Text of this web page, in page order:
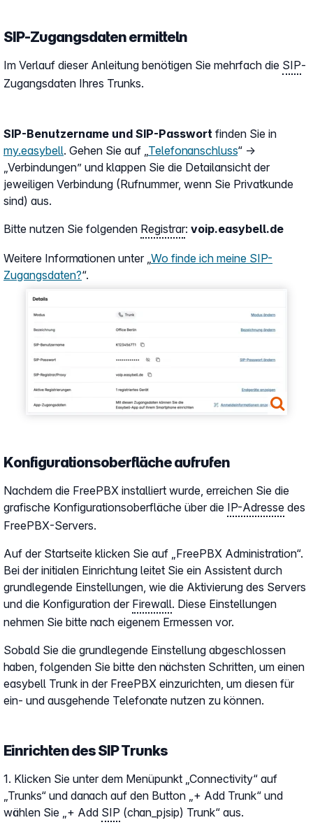
SIP-Zugangsdaten ermitteln
Im Verlauf dieser Anleitung benötigen Sie mehrfach die SIP-
Zugangsdaten Ihres Trunks.
Show larger version
SIP-Benutzername und SIP-Passwort finden Sie in
my.easybell. Gehen Sie auf „Telefonanschluss“ →
„Verbindungen” und klappen Sie die Detailansicht der
jeweiligen Verbindung (Rufnummer, wenn Sie Privatkunde
sind) aus.
Bitte nutzen Sie folgenden Registrar: voip.easybell.de
Weitere Informationen unter „Wo finde ich meine SIP-
Zugangsdaten?“.
Konfigurationsoberfläche aufrufen
Nachdem die FreePBX installiert wurde, erreichen Sie die
grafische Konfigurationsoberfläche über die IP-Adresse des
FreePBX-Servers.
Auf der Startseite klicken Sie auf „FreePBX Administration“.
Bei der initialen Einrichtung leitet Sie ein Assistent durch
grundlegende Einstellungen, wie die Aktivierung des Servers
und die Konfiguration der Firewall. Diese Einstellungen
nehmen Sie bitte nach eigenem Ermessen vor.
Sobald Sie die grundlegende Einstellung abgeschlossen
haben, folgenden Sie bitte den nächsten Schritten, um einen
easybell Trunk in der FreePBX einzurichten, um diesen für
ein- und ausgehende Telefonate nutzen zu können.
Einrichten des SIP Trunks
1. Klicken Sie unter dem Menüpunkt „Connectivity“ auf
„Trunks“ und danach auf den Button „+ Add Trunk“ und
wählen Sie „+ Add SIP (chan_pjsip) Trunk“ aus.